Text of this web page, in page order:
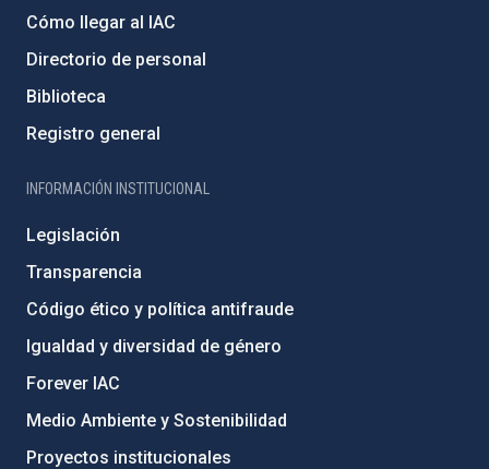
Cómo llegar al IAC
Directorio de personal
Biblioteca
Registro general
INFORMACIÓN INSTITUCIONAL
Legislación
Transparencia
Código ético y política antifraude
Igualdad y diversidad de género
Forever IAC
Medio Ambiente y Sostenibilidad
Proyectos institucionales